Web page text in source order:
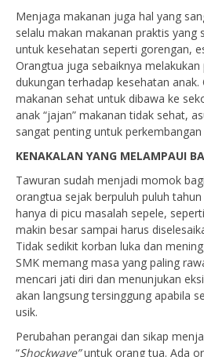
Menjaga makanan juga hal yang
selalu makan makanan praktis yang
untuk kesehatan seperti gorengan,
Orangtua juga sebaiknya
dukungan terhadap kesehatan
makanan sehat untuk dibawa ke
anak “jajan” makanan tidak sehat,
sangat penting untuk
KENAKALAN YANG MELAMPAUI
Tawuran sudah menjadi momok
orangtua sejak berpuluh puluh
hanya di picu masalah sepele,
makin besar sampai harus
Tidak sedikit korban luka dan
SMK memang masa yang paling
mencari jati diri dan menunjukan
akan langsung tersinggung apabila
usik.
Perubahan perangai dan sikap
“Shockwave”untuk orang tua. Ada